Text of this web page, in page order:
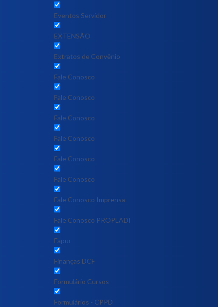
Eventos Servidor
EXTENSÃO
Extratos de Convênio
Fale Conosco
Fale Conosco
Fale Conosco
Fale Conosco
Fale Conosco
Fale Conosco
Fale Conosco Imprensa
Fale Conosco PROPLADI
Fapur
Finanças DCF
Formulário Cursos
Formulários - CPPD